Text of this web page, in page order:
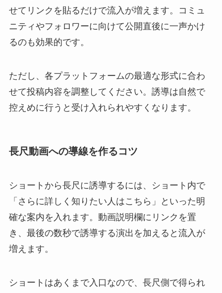
せてリンクを貼るだけで流入が増えます。コミュ
ニティやフォロワーに向けて公開直後に一声かけ
るのも効果的です。
ただし、各プラットフォームの最適な形式に合わ
せて投稿内容を調整してください。誘導は自然で
控えめに行うと受け入れられやすくなります。
長尺動画への導線を作るコツ
ショートから長尺に誘導するには、ショート内で
「さらに詳しく知りたい人はこちら」といった明
確な案内を入れます。動画説明欄にリンクを置
き、最後の数秒で誘導する演出を加えると流入が
増えます。
ショートはあくまで入口なので、長尺側で得られ